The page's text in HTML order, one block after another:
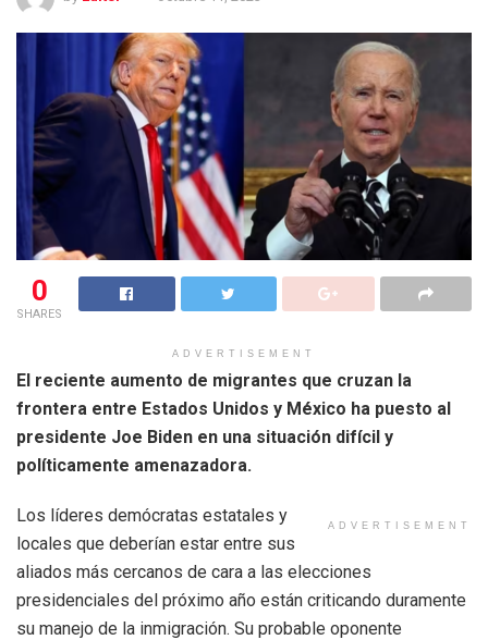
0
SHARES
ADVERTISEMENT
El reciente aumento de migrantes que cruzan la
frontera entre Estados Unidos y México ha puesto al
presidente Joe Biden en una situación difícil y
políticamente amenazadora.
ADVERTISEMENT
Los líderes demócratas estatales y
locales que deberían estar entre sus
aliados más cercanos de cara a las elecciones
presidenciales del próximo año están criticando duramente
su manejo de la inmigración. Su probable oponente